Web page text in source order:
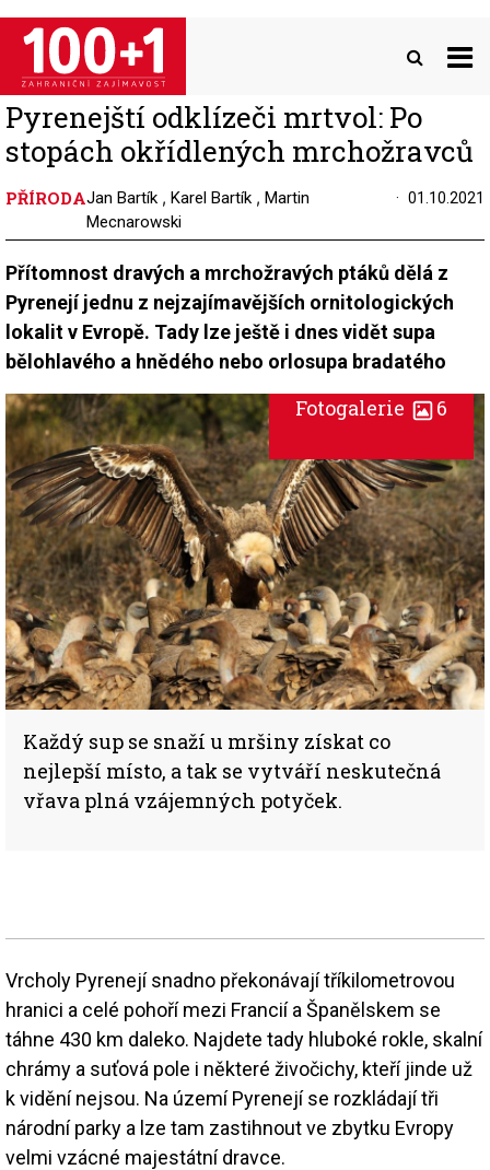
Přejít
hlavnímu
obsahu
Pyrenejští odklízeči mrtvol: Po
stopách okřídlených mrchožravců
PŘÍRODAJan Bartík , Karel Bartík , Martin
Mecnarowski
01.10.2021
Přítomnost dravých a mrchožravých ptáků dělá z
Pyrenejí jednu z nejzajímavějších ornitologických
lokalit v Evropě. Tady lze ještě i dnes vidět supa
bělohlavého a hnědého nebo orlosupa bradatého
Každý sup se snaží u mršiny získat co
nejlepší místo, a tak se vytváří neskutečná
vřava plná vzájemných potyček.
Fotogalerie 6
Vrcholy Pyrenejí snadno překonávají tříkilometrovou
hranici a celé pohoří mezi Francií a Španělskem se
táhne 430 km daleko. Najdete tady hluboké rokle, skalní
chrámy a suťová pole i některé živočichy, kteří jinde už
k vidění nejsou. Na území Pyrenejí se rozkládají tři
národní parky a lze tam zastihnout ve zbytku Evropy
velmi vzácné majestátní dravce.